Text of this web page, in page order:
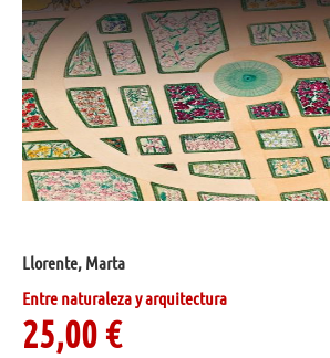
Llorente, Marta
Entre naturaleza y arquitectura
25,00€